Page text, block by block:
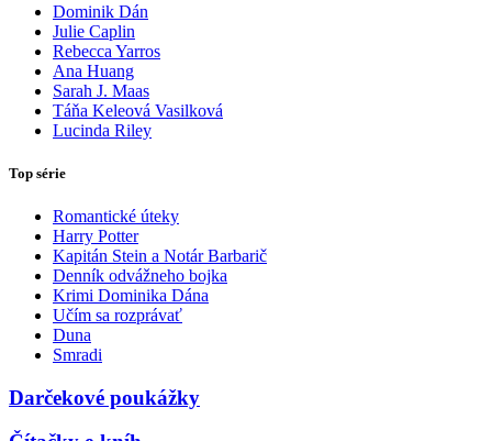
Dominik Dán
Julie Caplin
Rebecca Yarros
Ana Huang
Sarah J. Maas
Táňa Keleová Vasilková
Lucinda Riley
Top série
Romantické úteky
Harry Potter
Kapitán Stein a Notár Barbarič
Denník odvážneho bojka
Krimi Dominika Dána
Učím sa rozprávať
Duna
Smradi
Darčekové poukážky